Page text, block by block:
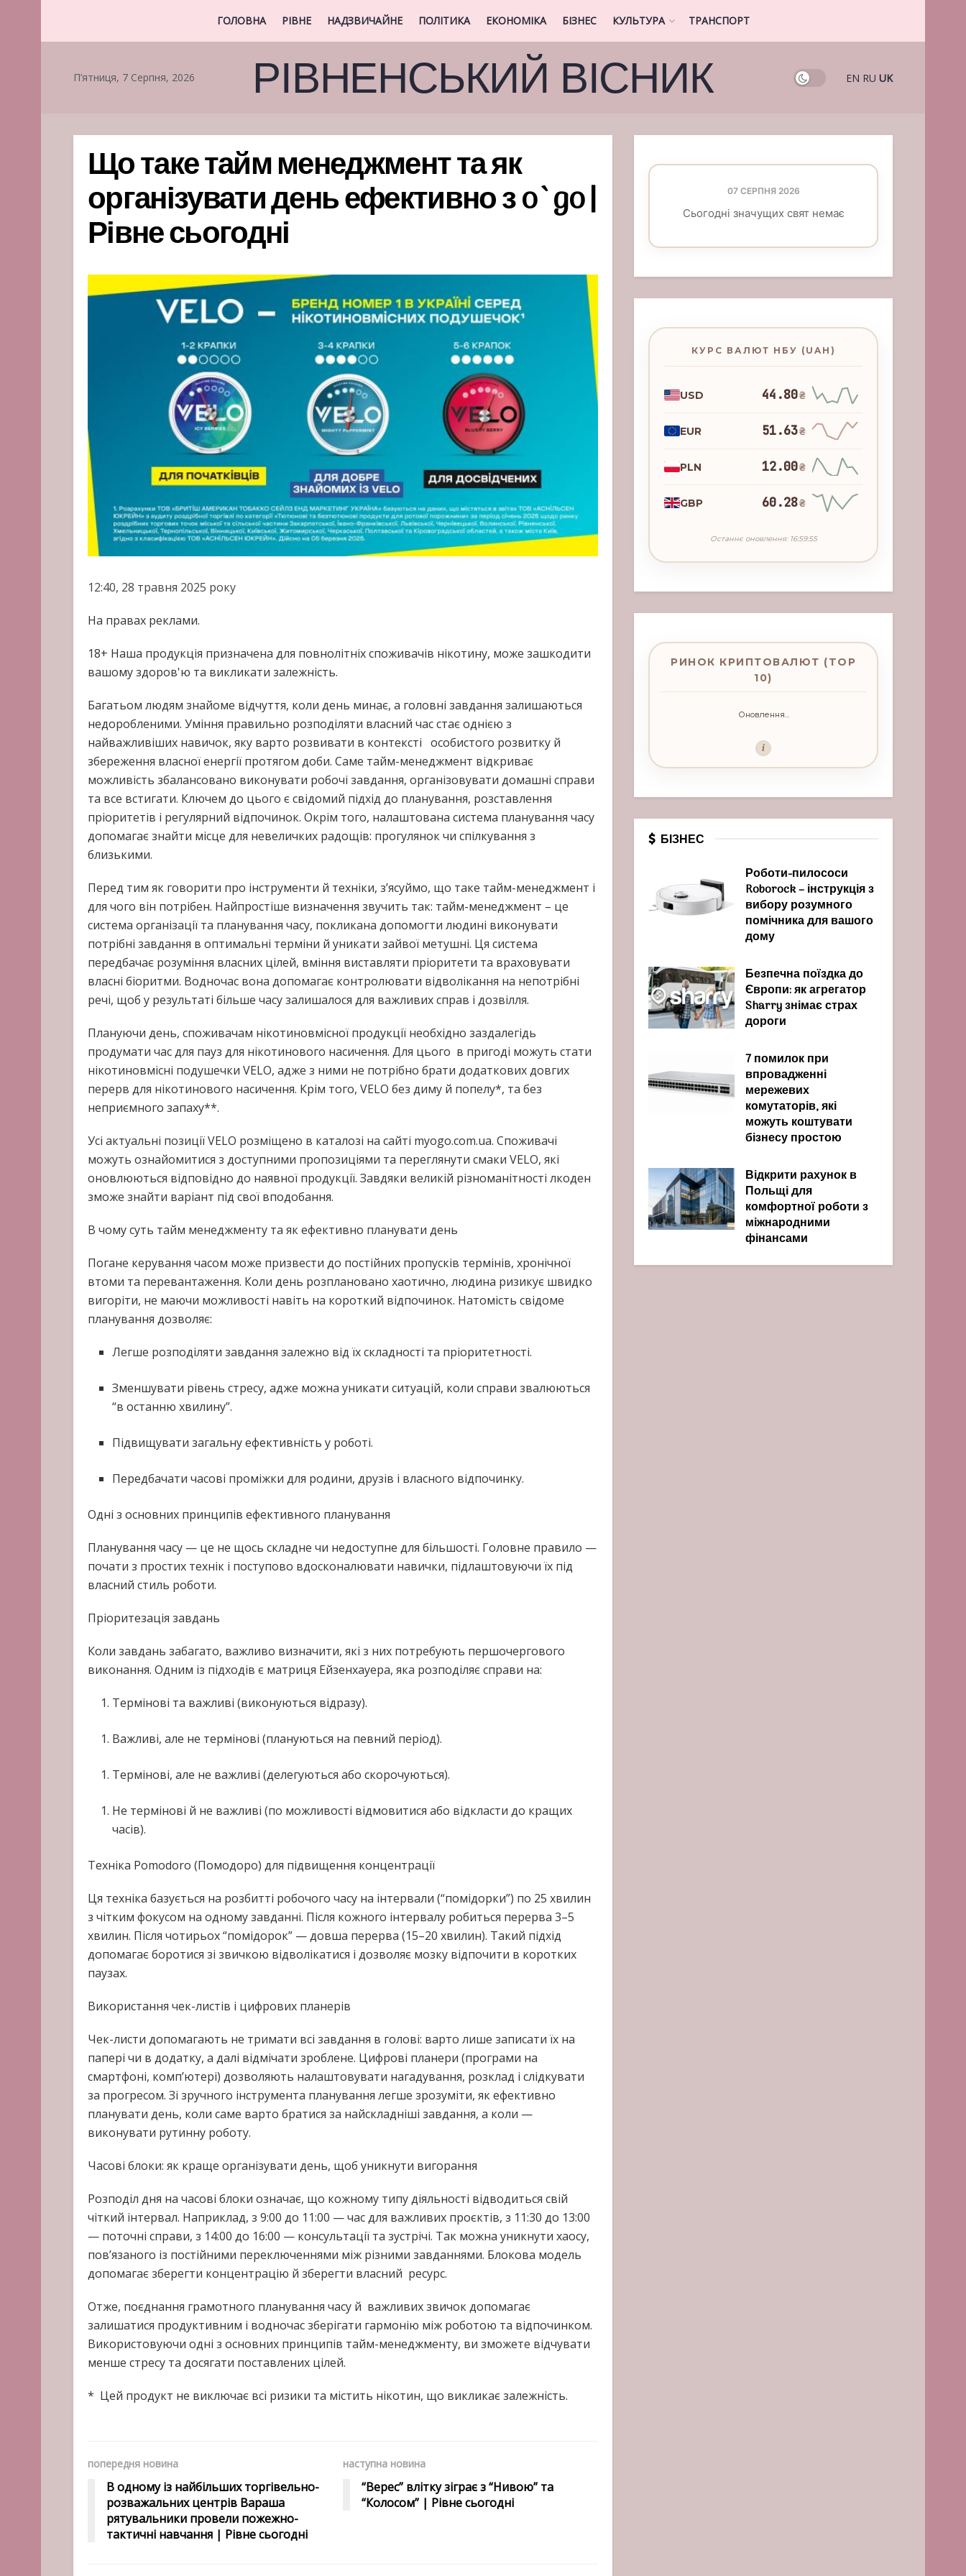
ГОЛОВНА РІВНЕ НАДЗВИЧАЙНЕ ПОЛІТИКА ЕКОНОМІКА БІЗНЕС КУЛЬТУРА ТРАНСПОРТ
П’ятниця, 7 Серпня, 2026 РІВНЕНСЬКИЙ ВІСНИК EN RU UK
Що таке тайм менеджмент та як
організувати день ефективно з o`go |
Рівне сьогодні
12:40, 28 травня 2025 року
На правах реклами.
18+ Наша продукція призначена для повнолітніх споживачів нікотину, може зашкодити
вашому здоров'ю та викликати залежність.
Багатьом людям знайоме відчуття, коли день минає, а головні завдання залишаються
недоробленими. Уміння правильно розподіляти власний час стає однією з
найважливіших навичок, яку варто розвивати в контексті особистого розвитку й
збереження власної енергії протягом доби. Саме тайм-менеджмент відкриває
можливість збалансовано виконувати робочі завдання, організовувати домашні справи
та все встигати. Ключем до цього є свідомий підхід до планування, розставлення
пріоритетів і регулярний відпочинок. Окрім того, налаштована система планування часу
допомагає знайти місце для невеличких радощів: прогулянок чи спілкування з
близькими.
Перед тим як говорити про інструменти й техніки, з’ясуймо, що таке тайм-менеджмент і
для чого він потрібен. Найпростіше визначення звучить так: тайм-менеджмент – це
система організації та планування часу, покликана допомогти людині виконувати
потрібні завдання в оптимальні терміни й уникати зайвої метушні. Ця система
передбачає розуміння власних цілей, вміння виставляти пріоритети та враховувати
власні біоритми. Водночас вона допомагає контролювати відволікання на непотрібні
речі, щоб у результаті більше часу залишалося для важливих справ і дозвілля.
Плануючи день, споживачам нікотиновмісної продукції необхідно заздалегідь
продумати час для пауз для нікотинового насичення. Для цього в пригоді можуть стати
нікотиновмісні подушечки VELO, адже з ними не потрібно брати додаткових довгих
перерв для нікотинового насичення. Крім того, VELO без диму й попелу*, та без
неприємного запаху**.
Усі актуальні позиції VELO розміщено в каталозі на сайті myogo.com.ua. Споживачі
можуть ознайомитися з доступними пропозиціями та переглянути смаки VELO, які
оновлюються відповідно до наявної продукції. Завдяки великій різноманітності лкоден
зможе знайти варіант під свої вподобання.
В чому суть тайм менеджменту та як ефективно планувати день
Погане керування часом може призвести до постійних пропусків термінів, хронічної
втоми та перевантаження. Коли день розплановано хаотично, людина ризикує швидко
вигоріти, не маючи можливості навіть на короткий відпочинок. Натомість свідоме
планування дозволяє:
Легше розподіляти завдання залежно від їх складності та пріоритетності.
Зменшувати рівень стресу, адже можна уникати ситуацій, коли справи звалюються
“в останню хвилину”.
Підвищувати загальну ефективність у роботі.
Передбачати часові проміжки для родини, друзів і власного відпочинку.
Одні з основних принципів ефективного планування
Планування часу — це не щось складне чи недоступне для більшості. Головне правило —
почати з простих технік і поступово вдосконалювати навички, підлаштовуючи їх під
власний стиль роботи.
Пріоритезація завдань
Коли завдань забагато, важливо визначити, які з них потребують першочергового
виконання. Одним із підходів є матриця Ейзенхауера, яка розподіляє справи на:
Термінові та важливі (виконуються відразу).
Важливі, але не термінові (плануються на певний період).
Термінові, але не важливі (делегуються або скорочуються).
Не термінові й не важливі (по можливості відмовитися або відкласти до кращих
часів).
Техніка Pomodoro (Помодоро) для підвищення концентрації
Ця техніка базується на розбитті робочого часу на інтервали (“помідорки”) по 25 хвилин
з чітким фокусом на одному завданні. Після кожного інтервалу робиться перерва 3–5
хвилин. Після чотирьох “помідорок” — довша перерва (15–20 хвилин). Такий підхід
допомагає боротися зі звичкою відволікатися і дозволяє мозку відпочити в коротких
паузах.
Використання чек-листів і цифрових планерів
Чек-листи допомагають не тримати всі завдання в голові: варто лише записати їх на
папері чи в додатку, а далі відмічати зроблене. Цифрові планери (програми на
смартфоні, комп’ютері) дозволяють налаштовувати нагадування, розклад і слідкувати
за прогресом. Зі зручного інструмента планування легше зрозуміти, як ефективно
планувати день, коли саме варто братися за найскладніші завдання, а коли —
виконувати рутинну роботу.
Часові блоки: як краще організувати день, щоб уникнути вигорання
Розподіл дня на часові блоки означає, що кожному типу діяльності відводиться свій
чіткий інтервал. Наприклад, з 9:00 до 11:00 — час для важливих проєктів, з 11:30 до 13:00
— поточні справи, з 14:00 до 16:00 — консультації та зустрічі. Так можна уникнути хаосу,
пов’язаного із постійними переключеннями між різними завданнями. Блокова модель
допомагає зберегти концентрацію й зберегти власний ресурс.
Отже, поєднання грамотного планування часу й важливих звичок допомагає
залишатися продуктивним і водночас зберігати гармонію між роботою та відпочинком.
Використовуючи одні з основних принципів тайм-менеджменту, ви зможете відчувати
менше стресу та досягати поставлених цілей.
* Цей продукт не виключає всі ризики та містить нікотин, що викликає залежність.
попередня новина
В одному із найбільших торгівельно-
розважальних центрів Вараша
рятувальники провели пожежно-
тактичні навчання | Рівне сьогодні
наступна новина
“Верес” влітку зіграє з “Нивою” та
“Колосом” | Рівне сьогодні
07 СЕРПНЯ 2026
Сьогодні значущих свят немає
КУРС ВАЛЮТ НБУ (UAH)
USD 44.80₴
EUR 51.63₴
PLN 12.00₴
GBP 60.28₴
Останнє оновлення: 16:59:55
РИНОК КРИПТОВАЛЮТ (TOP
10)
Оновлення...
i
БІЗНЕС
Роботи-пилососи
Roborock – інструкція з
вибору розумного
помічника для вашого
дому
Безпечна поїздка до
Європи: як агрегатор
Sharry знімає страх
дороги
7 помилок при
впровадженні
мережевих
комутаторів, які
можуть коштувати
бізнесу простою
Відкрити рахунок в
Польщі для
комфортної роботи з
міжнародними
фінансами